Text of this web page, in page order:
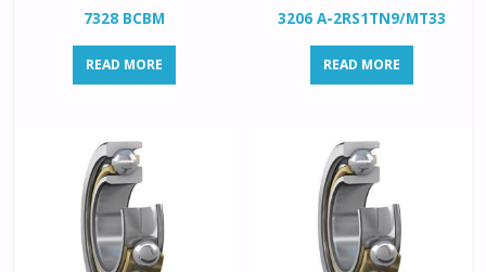
7328 BCBM
READ MORE
3206 A-2RS1TN9/MT33
READ MORE